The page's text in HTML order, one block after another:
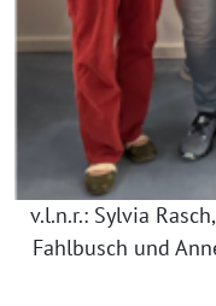
v.l.n.r.: Sylvia
Fahlbusch und